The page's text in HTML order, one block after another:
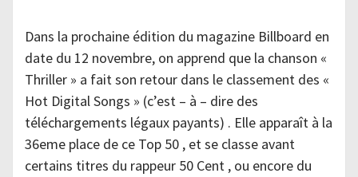
Dans la prochaine édition du magazine Billboard en
date du 12 novembre, on apprend que la chanson «
Thriller » a fait son retour dans le classement des «
Hot Digital Songs » (c’est – à – dire des
téléchargements légaux payants) . Elle apparaît à la
36eme place de ce Top 50 , et se classe avant
certains titres du rappeur 50 Cent , ou encore du